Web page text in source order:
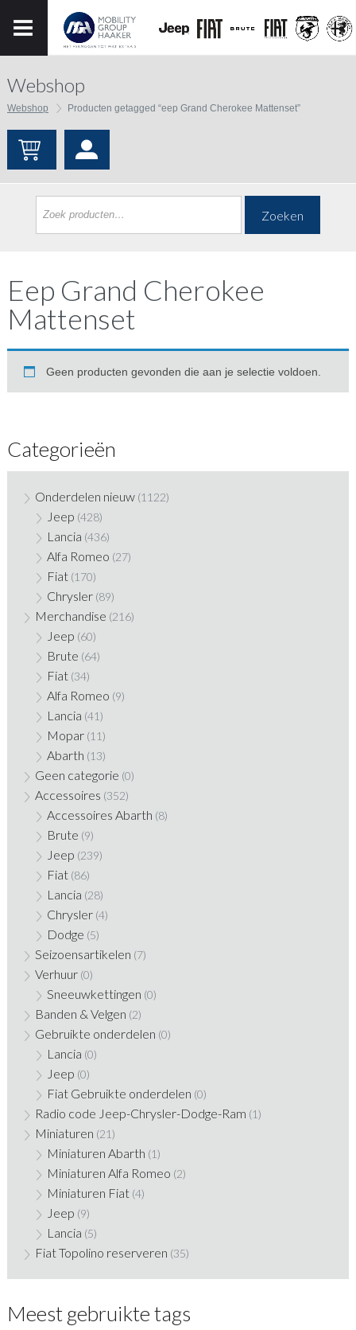
Webshop
Webshop Producten getagged “eep Grand Cherokee Mattenset”
Zoeken
Eep Grand Cherokee
Mattenset
Geen producten gevonden die aan je selectie voldoen.
Categorieën
Onderdelen nieuw (1122)
Jeep (428)
Lancia (436)
Alfa Romeo (27)
Fiat (170)
Chrysler (89)
Merchandise (216)
Jeep (60)
Brute (64)
Fiat (34)
Alfa Romeo (9)
Lancia (41)
Mopar (11)
Abarth (13)
Geen categorie (0)
Accessoires (352)
Accessoires Abarth (8)
Brute (9)
Jeep (239)
Fiat (86)
Lancia (28)
Chrysler (4)
Dodge (5)
Seizoensartikelen (7)
Verhuur (0)
Sneeuwkettingen (0)
Banden & Velgen (2)
Gebruikte onderdelen (0)
Lancia (0)
Jeep (0)
Fiat Gebruikte onderdelen (0)
Radio code Jeep-Chrysler-Dodge-Ram (1)
Miniaturen (21)
Miniaturen Abarth (1)
Miniaturen Alfa Romeo (2)
Miniaturen Fiat (4)
Jeep (9)
Lancia (5)
Fiat Topolino reserveren (35)
Meest gebruikte tags